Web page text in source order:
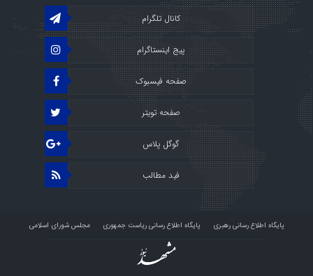
کانال تلگرام
پیج اینستاگرام
صفحه فیسبوک
صفحه تویتر
گوگل پلاس
فید مطالب
پایگاه اطلاع رسانی رهبری پایگاه اطلاع رسانی ریاست جمهوری مجلس شورای اسلامی
پرتال قوه قضائیه استودیو راو